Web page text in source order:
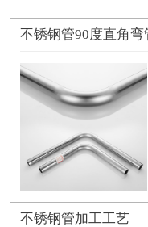
不锈钢管90度直角弯
不锈钢管加工工艺